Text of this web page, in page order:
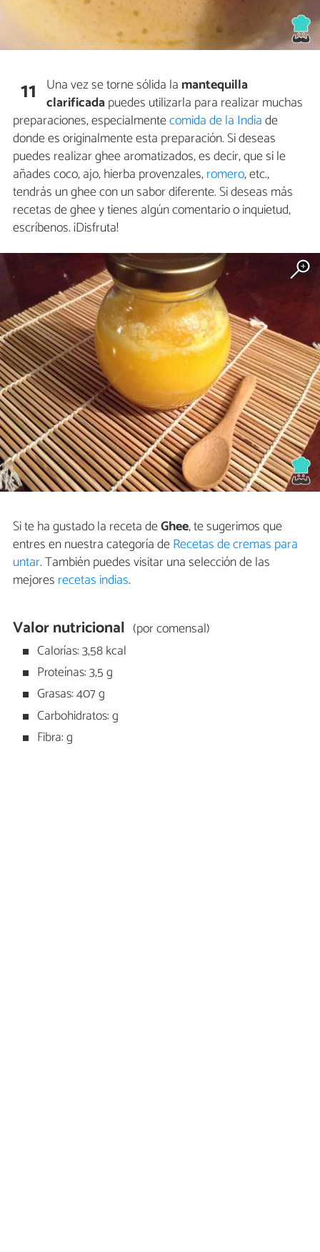
11 Una vez se torne sólida la mantequilla
clarificadapuedes utilizarla para realizar muchas
preparaciones, especialmentecomida de la Indiade
donde es originalmente esta preparación. Si deseas
puedes realizar ghee aromatizados, es decir, que si le
añades coco, ajo, hierba provenzales,romero, etc.,
tendrás un ghee con un sabor diferente. Si deseas más
recetas de ghee y tienes algún comentario o inquietud,
escríbenos. ¡Disfruta!
Si te ha gustado la receta deGhee, te sugerimos que
entres en nuestra categoría deRecetas de cremas para
untar. También puedes visitar una selección de las
mejores recetas indias.
Valor nutricional (por comensal)
Calorías: 3,58 kcal
Proteínas: 3,5 g
Grasas: 407 g
Carbohidratos: g
Fibra: g